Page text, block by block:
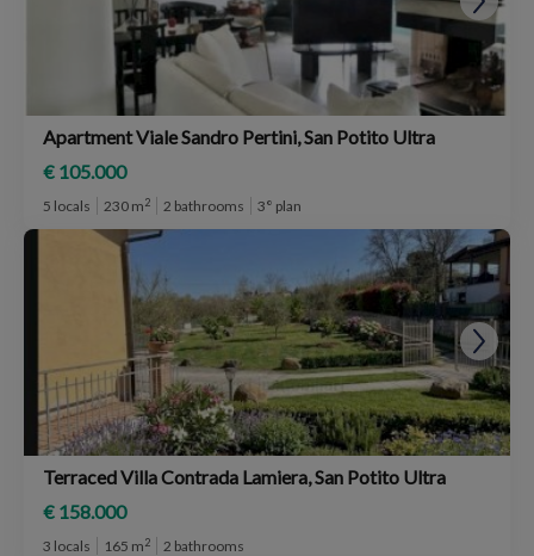
Apartment Viale Sandro Pertini, San Potito Ultra
€ 105.000
5 locals 230 m2 2 bathrooms 3° plan
Terraced Villa Contrada Lamiera, San Potito Ultra
€ 158.000
3 locals 165 m2 2 bathrooms